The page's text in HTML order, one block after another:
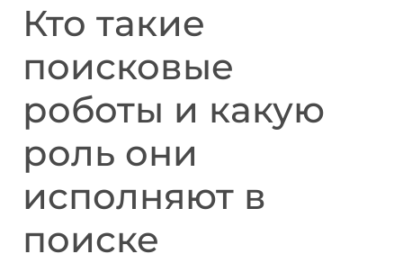
Кто такие
поисковые
роботы и какую
роль они
исполняют в
поиске